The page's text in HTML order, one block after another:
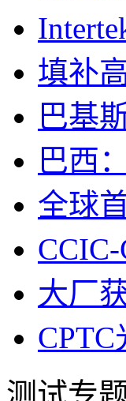
填补
巴基
巴西
全球
大厂
测试专